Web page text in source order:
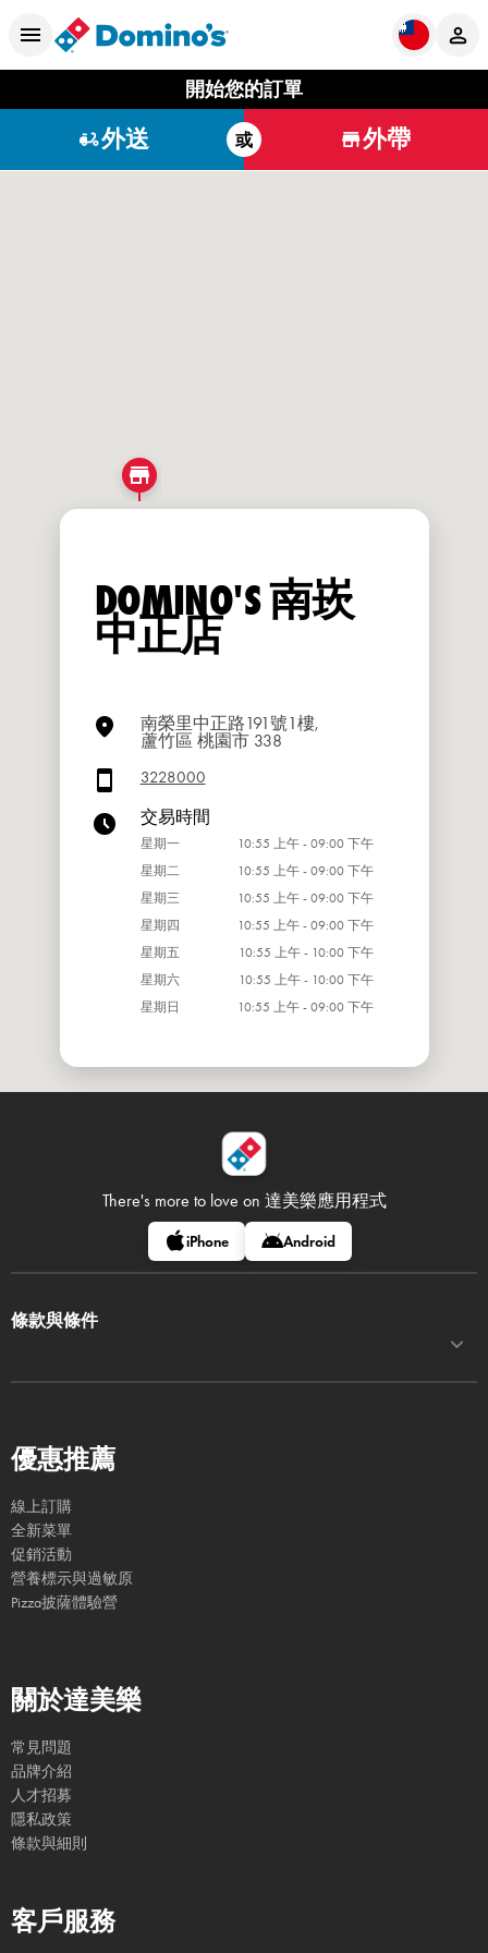
開始您的訂單
外送 或 外帶
DOMINO'S 南崁
中正店
南榮里中正路191號1樓,
蘆竹區 桃園市 338
3228000
交易時間
星期一
10:55 上午 - 09:00 下午
星期二
10:55 上午 - 09:00 下午
星期三
10:55 上午 - 09:00 下午
星期四
10:55 上午 - 09:00 下午
星期五
10:55 上午 - 10:00 下午
星期六
10:55 上午 - 10:00 下午
星期日
10:55 上午 - 09:00 下午
There's more to love on 達美樂應用程式
iPhone Android
條款與條件
優惠推薦
線上訂購
全新菜單
促銷活動
營養標示與過敏原
Pizza披薩體驗營
關於達美樂
常見問題
品牌介紹
人才招募
隱私政策
條款與細則
客戶服務